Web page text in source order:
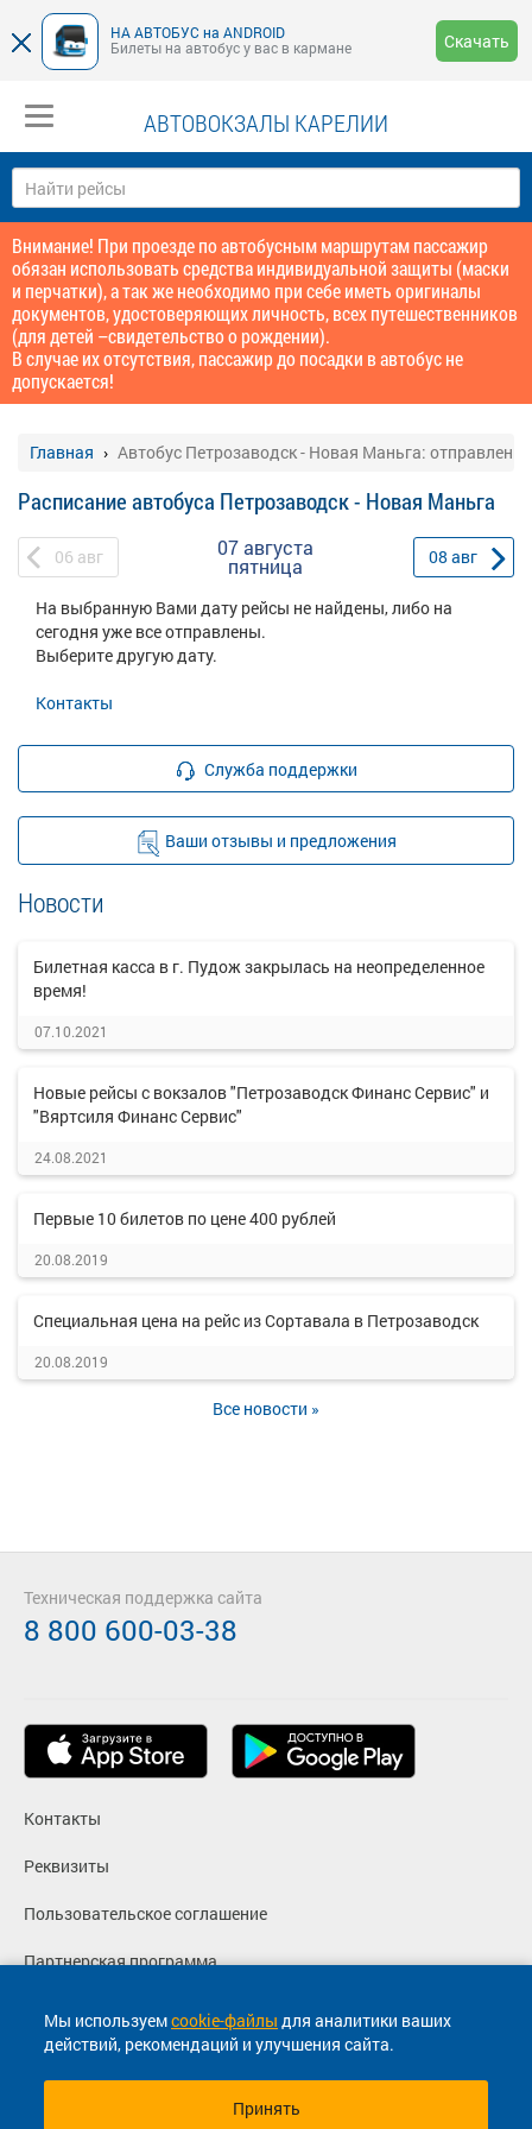
НА АВТОБУС на ANDROID
Билеты на автобус у вас в кармане
Скачать
АВТОВОКЗАЛЫ КАРЕЛИИ
Внимание! При проезде по автобусным маршрутам пассажир
обязан использовать средства индивидуальной защиты (маски
и перчатки), а так же необходимо при себе иметь оригиналы
документов, удостоверяющих личность, всех путешественников
(для детей –свидетельство о рождении).
В случае их отсутствия, пассажир до посадки в автобус не
допускается!
Главная Автобус Петрозаводск - Новая Маньга: отправление
Расписание автобуса Петрозаводск - Новая Маньга
06 авг 07 августа
пятница 08 авг
На выбранную Вами дату рейсы не найдены, либо на
сегодня уже все отправлены.
Выберите другую дату.
Контакты
Служба поддержки
Ваши отзывы и предложения
Новости
Билетная касса в г. Пудож закрылась на неопределенное
время!
07.10.2021
Новые рейсы с вокзалов "Петрозаводск Финанс Сервис" и
"Вяртсиля Финанс Сервис"
24.08.2021
Первые 10 билетов по цене 400 рублей
20.08.2019
Специальная цена на рейс из Сортавала в Петрозаводск
20.08.2019
Все новости »
Мы используемcookie-файлы для аналитики ваших
действий, рекомендаций и улучшения сайта.
Принять
Контакты
Реквизиты
Пользовательское соглашение
Партнерская программа
Политика конфиденциальности
Согласие на маркетинговые сообщения
Техническая поддержка сайта
8 800 600-03-38